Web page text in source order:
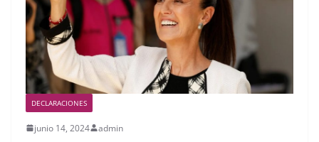
DECLARACIONES
junio 14, 2024 admin